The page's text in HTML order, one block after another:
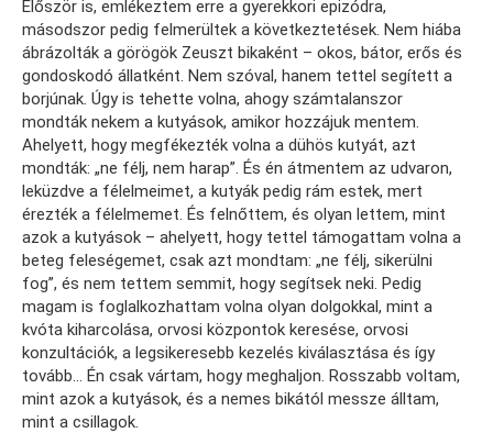
Először is, emlékeztem erre a gyerekkori epizódra,
másodszor pedig felmerültek a következtetések. Nem hiába
ábrázolták a görögök Zeuszt bikaként – okos, bátor, erős és
gondoskodó állatként. Nem szóval, hanem tettel segített a
borjúnak. Úgy is tehette volna, ahogy számtalanszor
mondták nekem a kutyások, amikor hozzájuk mentem.
Ahelyett, hogy megfékezték volna a dühös kutyát, azt
mondták: „ne félj, nem harap”. És én átmentem az udvaron,
leküzdve a félelmeimet, a kutyák pedig rám estek, mert
érezték a félelmemet. És felnőttem, és olyan lettem, mint
azok a kutyások – ahelyett, hogy tettel támogattam volna a
beteg feleségemet, csak azt mondtam: „ne félj, sikerülni
fog”, és nem tettem semmit, hogy segítsek neki. Pedig
magam is foglalkozhattam volna olyan dolgokkal, mint a
kvóta kiharcolása, orvosi központok keresése, orvosi
konzultációk, a legsikeresebb kezelés kiválasztása és így
tovább… Én csak vártam, hogy meghaljon. Rosszabb voltam,
mint azok a kutyások, és a nemes bikától messze álltam,
mint a csillagok.